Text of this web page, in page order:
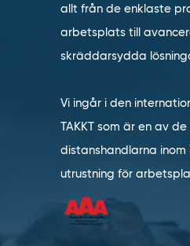
allt från de enklaste
arbetsplats till
skräddarsydda
Vi ingår i den
TAKKT som är en av
distanshandlarna inom
utrustning för